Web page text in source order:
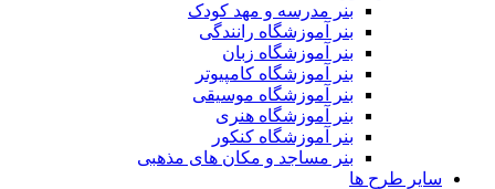
بنر مدرسه و مهد کودک
بنر آموزشگاه رانندگی
بنر آموزشگاه زبان
بنر آموزشگاه کامپیوتر
بنر آموزشگاه موسیقی
بنر آموزشگاه هنری
بنر آموزشگاه کنکور
بنر مساجد و مکان های مذهبی
سایر طرح ها